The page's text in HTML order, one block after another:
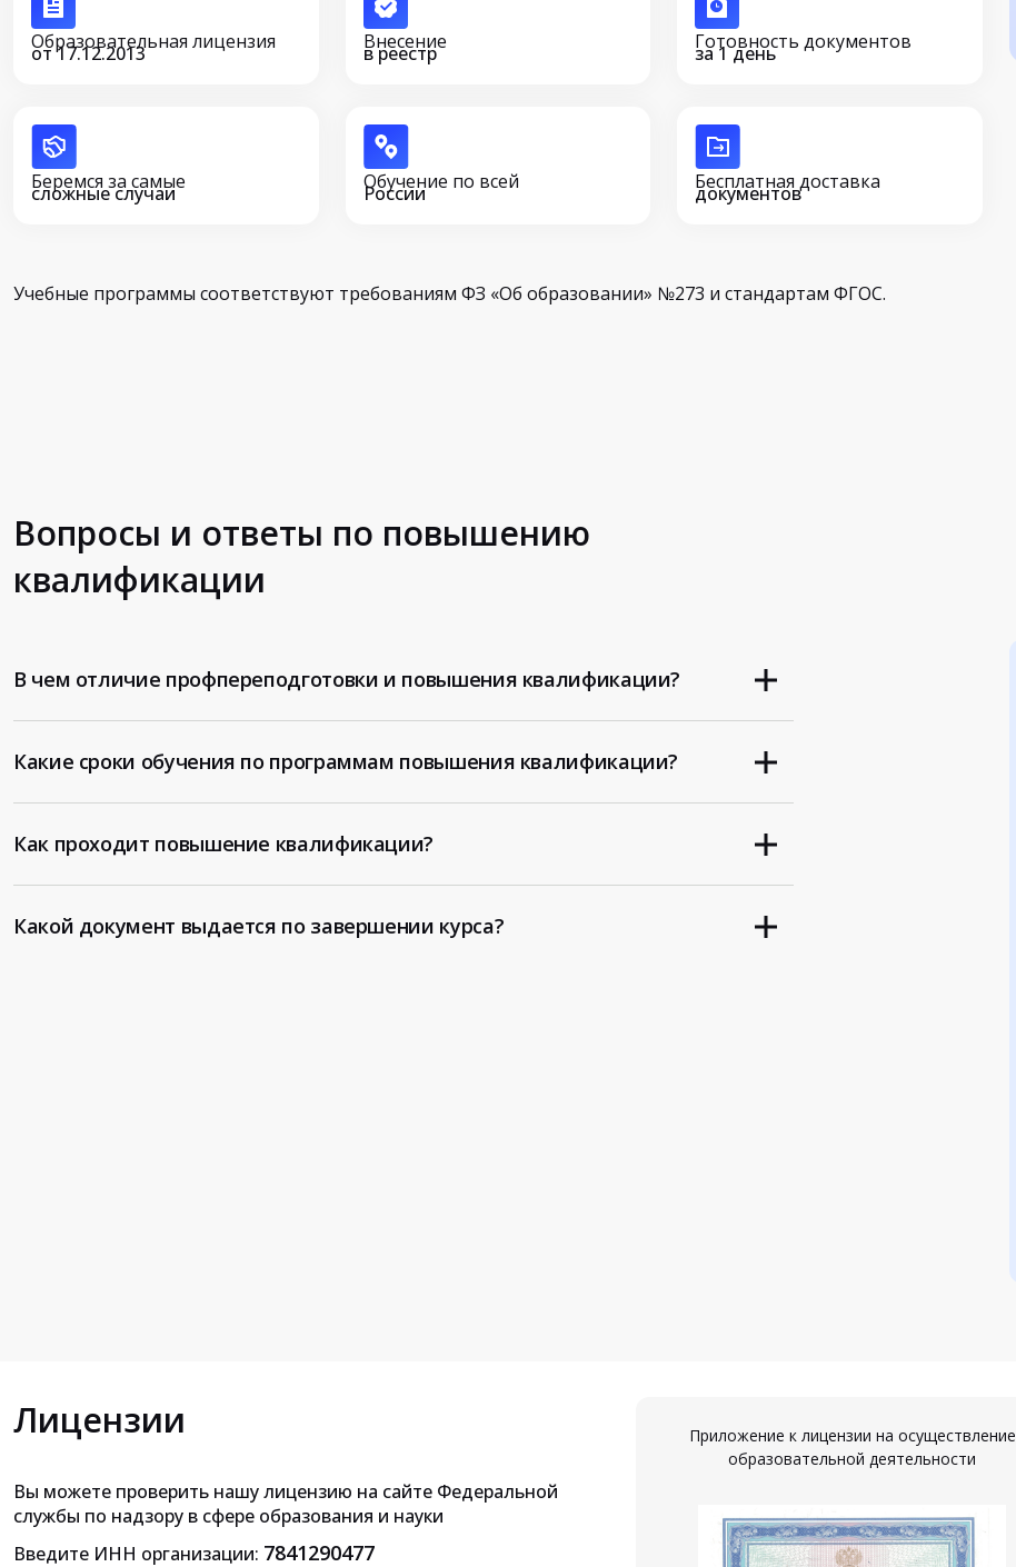
Образовательная лицензия
от 17.12.2013 Внесение
в реестр Готовность документов
за 1 день
Беремся за самые
сложные случаи Обучение по всей
России Бесплатная доставка
документов
Учебные программы соответствуют требованиям ФЗ «Об образовании» №273 и стандартам ФГОС.
Вопросы и ответы по повышению
квалификации
В чем отличие профпереподготовки и повышения квалификации?
Какие сроки обучения по программам повышения квалификации?
Как проходит повышение квалификации?
Какой документ выдается по завершении курса?
Лицензии
Вы можете проверить нашу лицензию на сайте Федеральной
службы по надзору в сфере образования и науки
Введите ИНН организации: 7841290477
Приложение к лицензии на осуществление
образовательной деятельности
Приложение к лицензии на осуществление
образовательной деятельности